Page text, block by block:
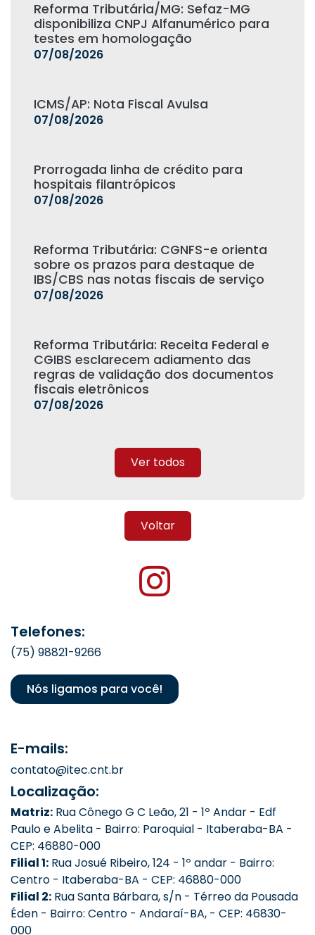
Reforma Tributária/MG: Sefaz-MG
disponibiliza CNPJ Alfanumérico para
testes em homologação
07/08/2026
ICMS/AP: Nota Fiscal Avulsa
07/08/2026
Prorrogada linha de crédito para
hospitais filantrópicos
07/08/2026
Reforma Tributária: CGNFS-e orienta
sobre os prazos para destaque de
IBS/CBS nas notas fiscais de serviço
07/08/2026
Reforma Tributária: Receita Federal e
CGIBS esclarecem adiamento das
regras de validação dos documentos
fiscais eletrônicos
07/08/2026
Ver todos
Voltar
Telefones:
(75) 98821-9266
Nós ligamos para você!
E-mails:
contato@itec.cnt.br
Localização:
Matriz: Rua Cônego G C Leão, 21 - 1º Andar - Edf
Paulo e Abelita - Bairro: Paroquial - Itaberaba-BA -
CEP: 46880-000
Filial 1: Rua Josué Ribeiro, 124 - 1º andar - Bairro:
Centro - Itaberaba-BA - CEP: 46880-000
Filial 2: Rua Santa Bárbara, s/n - Térreo da Pousada
Éden - Bairro: Centro - Andaraí-BA, - CEP: 46830-
000